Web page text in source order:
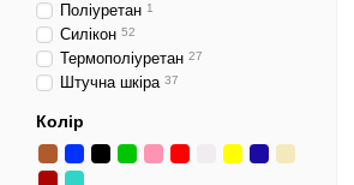
Поліуретан 1
Силікон 52
Термополіуретан 27
Штучна шкіра 37
Колір